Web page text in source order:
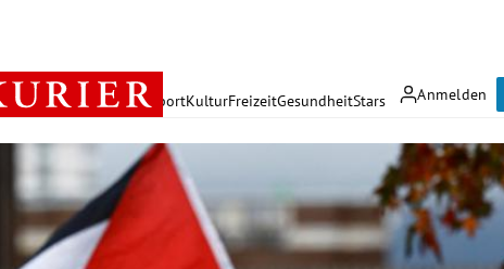
Anmelden
PolitikWirtschaft SportKulturFreizeitGesundheitStars